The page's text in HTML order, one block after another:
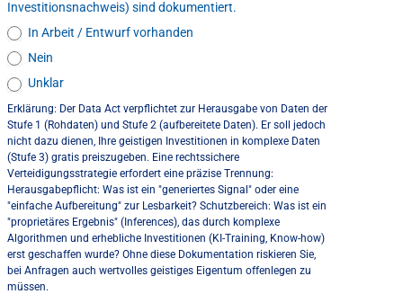
Investitionsnachweis) sind dokumentiert.
In Arbeit / Entwurf vorhanden
Nein
Unklar
Erklärung: Der Data Act verpflichtet zur Herausgabe von Daten der
Stufe 1 (Rohdaten) und Stufe 2 (aufbereitete Daten). Er soll jedoch
nicht dazu dienen, Ihre geistigen Investitionen in komplexe Daten
(Stufe 3) gratis preiszugeben. Eine rechtssichere
Verteidigungsstrategie erfordert eine präzise Trennung:
Herausgabepflicht: Was ist ein "generiertes Signal" oder eine
"einfache Aufbereitung" zur Lesbarkeit? Schutzbereich: Was ist ein
"proprietäres Ergebnis" (Inferences), das durch komplexe
Algorithmen und erhebliche Investitionen (KI-Training, Know-how)
erst geschaffen wurde? Ohne diese Dokumentation riskieren Sie,
bei Anfragen auch wertvolles geistiges Eigentum offenlegen zu
müssen.